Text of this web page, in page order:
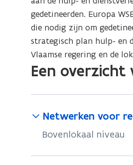
gedetineerden. Europa
die nodig zijn om
strategisch plan hulp- en
Vlaamse regering en de
Een overzicht
Netwerken voor
Bovenlokaal niveau